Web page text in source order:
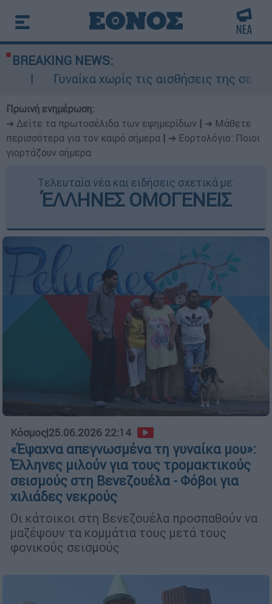
BREAKING NEWS:
χωρίς τις αισθήσεις της σε ακάλυπτο
Πρωινή ενημέρωση:
➔ Δείτε τα πρωτοσέλιδα των εφημερίδων
➔ Μάθετε
περισσότερα για τον καιρό σήμερα
➔ Εορτολόγιο: Ποιοι
γιορτάζουν σήμερα
Τελευταία νέα και ειδήσεις σχετικά με:
ΈΛΛΗΝΕΣ ΟΜΟΓΕΝΕΙΣ
Κόσμος|25.06.2026 22:14
«Έψαχνα απεγνωσμένα τη γυναίκα μου»:
Έλληνες μιλούν για τους τρομακτικούς
σεισμούς στη Βενεζουέλα - Φόβοι για
χιλιάδες νεκρούς
Οι κάτοικοι στη Βενεζουέλα προσπαθούν να
μαζέψουν τα κομμάτια τους μετά τους
φονικούς σεισμούς